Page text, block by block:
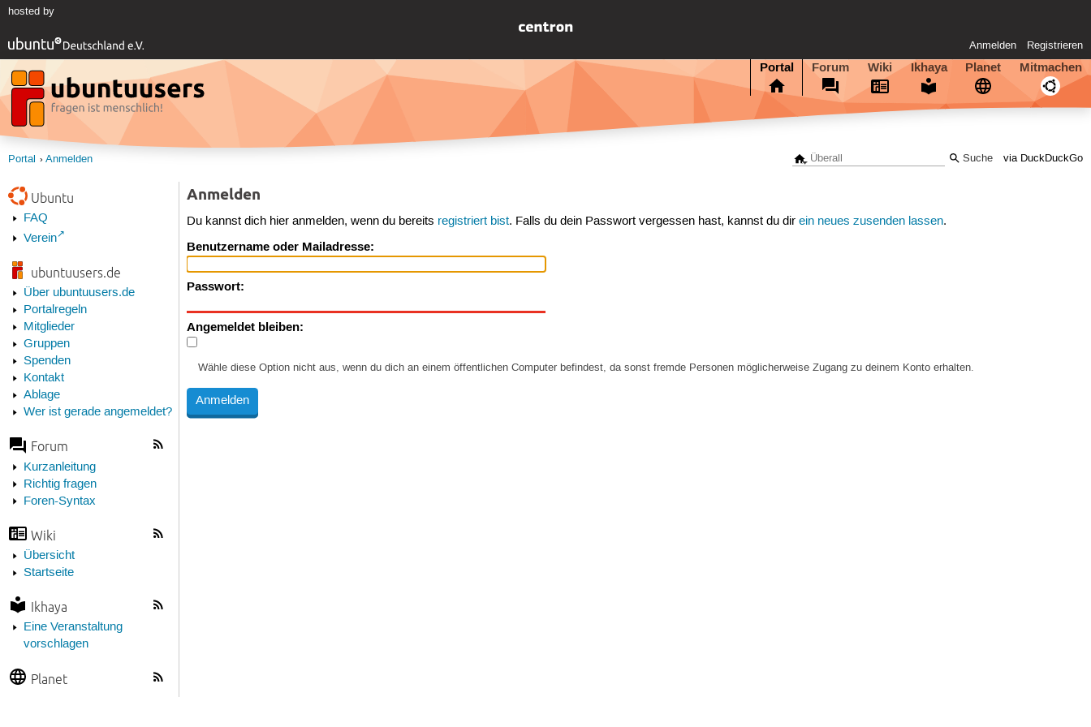
hosted by
Anmelden Registrieren
Portal Forum Wiki Ikhaya Planet Mitmachen
via DuckDuckGo
Portal Anmelden
Ubuntu
FAQ
Verein
ubuntuusers.de
Über ubuntuusers.de
Portalregeln
Mitglieder
Gruppen
Spenden
Kontakt
Ablage
Wer ist gerade angemeldet?
Forum
Kurzanleitung
Richtig fragen
Foren-Syntax
Wiki
Übersicht
Startseite
Ikhaya
Eine Veranstaltung
vorschlagen
Planet
Anmelden
Du kannst dich hier anmelden, wenn du bereits registriert bist. Falls du dein Passwort vergessen hast, kannst du direin neues zusenden lassen.
Benutzername oder Mailadresse:
Passwort:
Angemeldet bleiben:
Wähle diese Option nicht aus, wenn du dich an einem öffentlichen Computer befindest, da sonst fremde Personen möglicherweise Zugang zu deinem Konto erhalten.